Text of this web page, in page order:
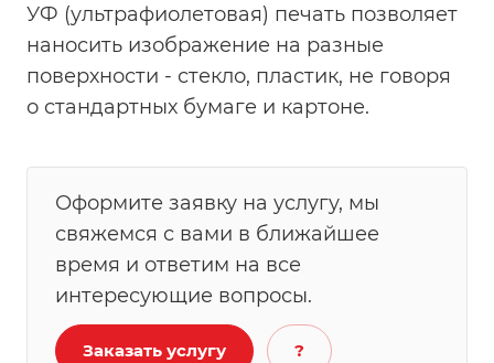
УФ (ультрафиолетовая) печать позволяет
наносить изображение на разные
поверхности - стекло, пластик, не говоря
о стандартных бумаге и картоне.
Оформите заявку на услугу, мы
свяжемся с вами в ближайшее
время и ответим на все
интересующие вопросы.
Заказать услугу ?